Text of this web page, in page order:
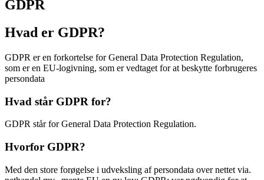
Marketing Index
GDPR
Hvad er GDPR?
GDPR er en forkortelse for General Data Protection Regulation,
persondata
Hvad står GDPR for?
GDPR står for General Data Protection Regulation.
Hvorfor GDPR?